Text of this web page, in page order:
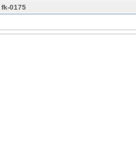
fk-0175